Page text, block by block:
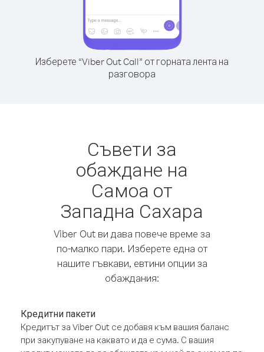
Изберете “Viber Out Call” от горната лента на
разговора
Съвети за
обаждане на
Самоа от
Западна Сахара
Viber Out ви дава повече време за
по-малко пари. Изберете една от
нашите гъвкави, евтини опции за
обаждания:
Кредитни пакети
Кредитът за Viber Out се добавя към вашия баланс
при закупуване на каквато и да е сума. С вашия